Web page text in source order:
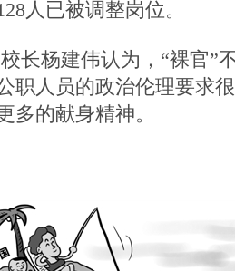
人已被调整岗位。
长杨建伟认为，“裸官”
职人员的政治伦理要求
多的献身精神。